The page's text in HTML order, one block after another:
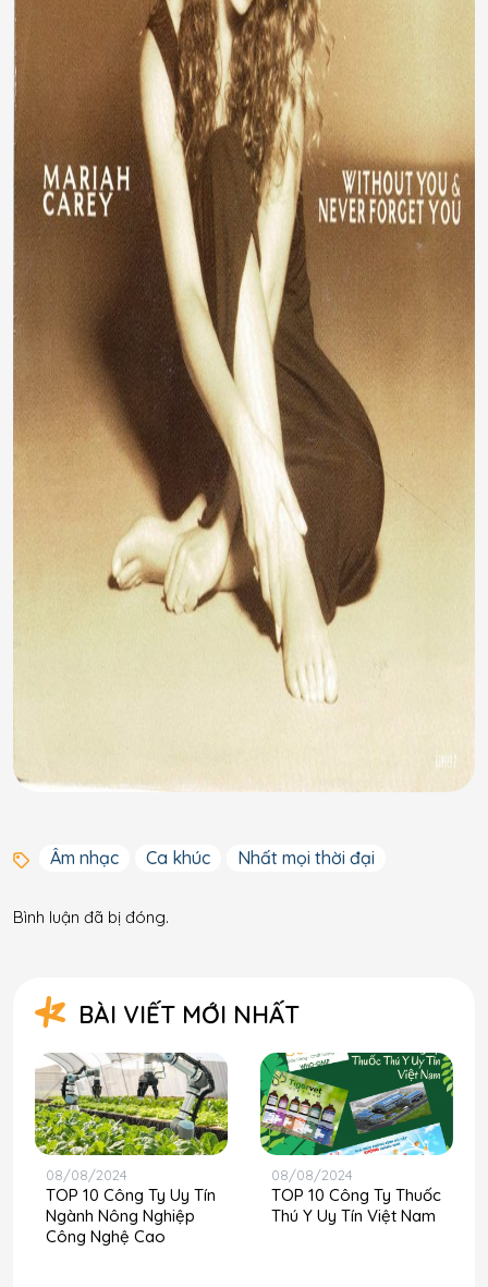
Âm nhạc Ca khúc Nhất mọi thời đại
Bình luận đã bị đóng.
BÀI VIẾT MỚI NHẤT
08/08/2024
TOP 10 Công Ty Uy Tín
Ngành Nông Nghiệp
Công Nghệ Cao
08/08/2024
TOP 10 Công Ty Thuốc
Thú Y Uy Tín Việt Nam